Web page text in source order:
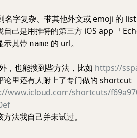
名字复杂、带其他外文或 emoji 的
自己是用推特的第三方 iOS app 「
示其带 name 的 url。
，也能搜到些方法，比如 https://
论里还有人附上了专门做的 shortcut
www.icloud.com/shortcuts/
方法我自己并未试过。